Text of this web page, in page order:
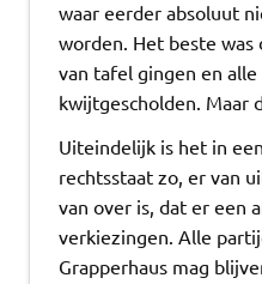
waar eerder absoluut
worden. Het beste
van tafel gingen en
kwijtgescholden. Maar
Uiteindelijk is het in
rechtsstaat zo, er van
van over is, dat er een
verkiezingen. Alle
Grapperhaus mag